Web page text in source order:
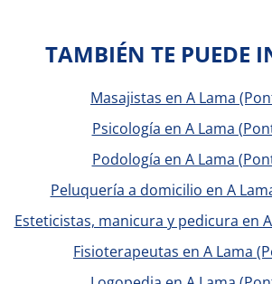
TAMBIÉN TE PUEDE
Masajistas en A Lama
Psicología en A Lama
Podología en A Lama
Peluquería a domicilio en A
Esteticistas, manicura y pedicura en
Fisioterapeutas en A Lama